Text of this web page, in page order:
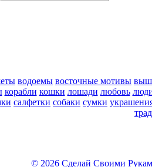
водоемы восточные мотивы
корабли кошки лошади любовь
салфетки собаки сумки
© 2026 Сделай Своими